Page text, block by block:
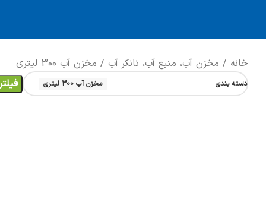
خانه مخزن آب، منبع آب، تانکر آب مخزن آب 300 لیتری
دسته بندی مخزن آب 300 لیتری